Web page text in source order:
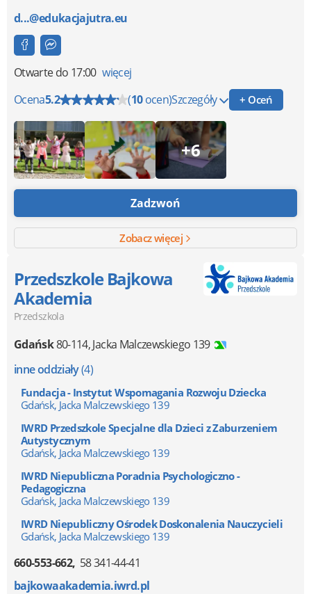
d...@edukacjajutra.eu
Otwartedo 17:00 więcej
Ocena5.2 (10ocen)Szczegóły + Oceń
+6
Zadzwoń
Zobacz więcej
Przedszkole Bajkowa
Akademia
Przedszkola
Gdańsk80-114,Jacka Malczewskiego 139
inne oddziały(4)
Fundacja - Instytut Wspomagania Rozwoju Dziecka
Gdańsk, Jacka Malczewskiego 139
IWRD Przedszkole Specjalne dla Dzieci z Zaburzeniem
Autystycznym
Gdańsk, Jacka Malczewskiego 139
IWRD Niepubliczna Poradnia Psychologiczno -
Pedagogiczna
Gdańsk, Jacka Malczewskiego 139
IWRD Niepubliczny Ośrodek Doskonalenia Nauczycieli
Gdańsk, Jacka Malczewskiego 139
660-553-662 58 341-44-41
bajkowaakademia.iwrd.pl